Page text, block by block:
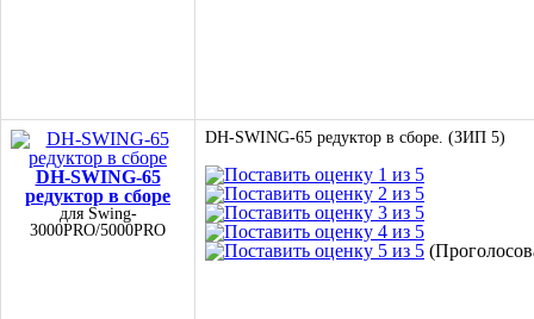
DH-SWING-65
редуктор в сборе
для Swing-
3000PRO/5000PRO
DH-SWING-65 редуктор в сборе. (ЗИП 5)